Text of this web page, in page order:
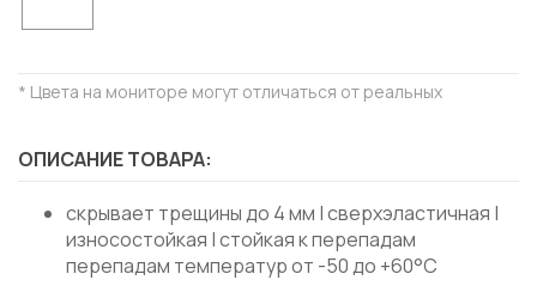
* Цвета на мониторе могут отличаться от реальных
ОПИСАНИЕ ТОВАРА:
скрывает трещины до 4 мм | сверхэластичная |
износостойкая | стойкая к перепадам
перепадам температур от -50 до +60°С